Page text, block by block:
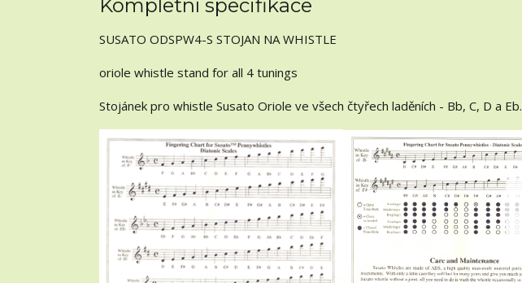
Kompletní specifikace
SUSATO ODSPW4-S STOJAN NA WHISTLE
oriole whistle stand for all 4 tunings
Stojánek pro whistle Susato Oriole ve všech čtyřech laděních - Bb, C, D a Eb.